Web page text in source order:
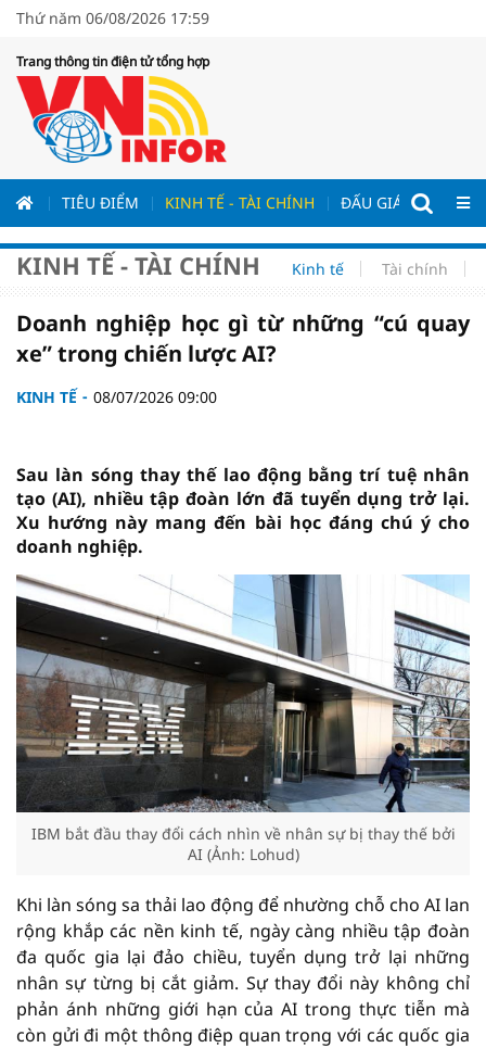
Thứ năm 06/08/2026 17:59
Trang thông tin điện tử tổng hợp
TIÊU ĐIỂM KINH TẾ - TÀI CHÍNH ĐẤU GIÁ - ĐẤU
KINH TẾ - TÀI CHÍNH Kinh tế Tài chính
Doanh nghiệp học gì từ những “cú quay
xe” trong chiến lược AI?
KINH TẾ 08/07/2026 09:00
Sau làn sóng thay thế lao động bằng trí tuệ nhân
tạo (AI), nhiều tập đoàn lớn đã tuyển dụng trở lại.
Xu hướng này mang đến bài học đáng chú ý cho
doanh nghiệp.
IBM bắt đầu thay đổi cách nhìn về nhân sự bị thay thế bởi
AI (Ảnh: Lohud)
Khi làn sóng sa thải lao động để nhường chỗ cho AI lan
rộng khắp các nền kinh tế, ngày càng nhiều tập đoàn
đa quốc gia lại đảo chiều, tuyển dụng trở lại những
nhân sự từng bị cắt giảm. Sự thay đổi này không chỉ
phản ánh những giới hạn của AI trong thực tiễn mà
còn gửi đi một thông điệp quan trọng với các quốc gia